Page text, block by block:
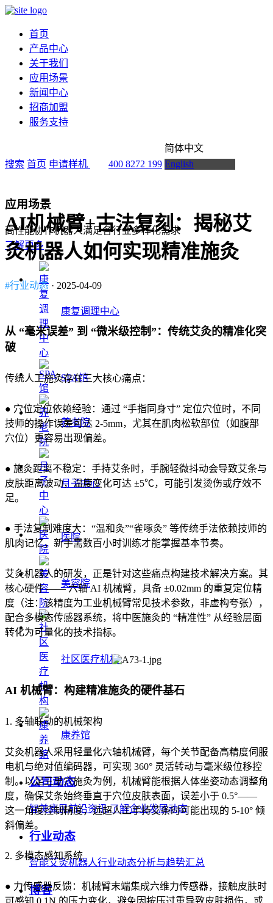
首页
产品中心
关于我们
应用场景
新闻中心
招商加盟
服务支持
搜索 首页 申请样机 400 8272 199
简体中文
English
应用场景
高性能协作机器人满足各行业多样化需求
了解更多
康复调理中心
SPA馆
养老院
月子中心
医院
美容院
社区医疗机构
康养馆
公司动态
智美康民前沿资讯,了解企业发展动态
行业动态
智能艾灸机器人行业动态分析与趋势汇总
博客
AI机械臂+古法复刻：揭秘艾
灸机器人如何实现精准施灸
#行业动态 · 2025-04-09
从 “毫米误差” 到 “微米级控制”：传统艾灸的精准化突
破
传统人工施灸存在三大核心痛点：
● 穴位定位依赖经验：通过 “手指同身寸” 定位穴位时，不同
技师的操作误差可达 2-5mm，尤其在肌肉松软部位（如腹部
穴位）更容易出现偏差。
● 施灸距离不稳定：手持艾条时，手腕轻微抖动会导致艾条与
皮肤距离波动，温度变化可达 ±5℃，可能引发烫伤或疗效不
足。
● 手法复制难度大：“温和灸”“雀啄灸” 等传统手法依赖技师的
肌肉记忆，新手需数百小时训练才能掌握基本节奏。
艾灸机器人的研发，正是针对这些痛点构建技术解决方案。其
核心硬件 —— 六轴 AI 机械臂，具备 ±0.02mm 的重复定位精
度（注：该精度为工业机械臂常见技术参数，非虚构夸张），
配合多模态传感器系统，将中医施灸的 “精准性” 从经验层面
转化为可量化的技术指标。
AI 机械臂：构建精准施灸的硬件基石
1. 多轴联动的机械架构
艾灸机器人采用轻量化六轴机械臂，每个关节配备高精度伺服
电机与绝对值编码器，可实现 360° 灵活转动与毫米级位移控
制。以足三里穴施灸为例，机械臂能根据人体坐姿动态调整角
度，确保艾条始终垂直于穴位皮肤表面，误差小于 0.5°——
这一角度控制精度，远超人工手持艾条时可能出现的 5-10° 倾
斜偏差。
2. 多模态感知系统
● 力传感器反馈：机械臂末端集成六维力传感器，接触皮肤时
可感知 0.1N 的压力变化，避免因按压过重导致皮肤损伤，或